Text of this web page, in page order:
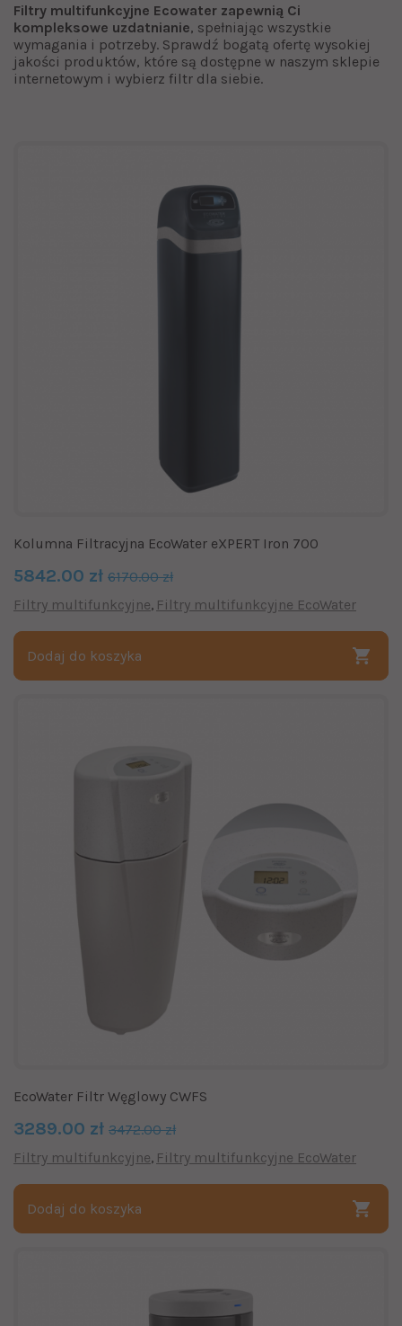
Filtry multifunkcyjne Ecowater zapewnią Ci
kompleksowe uzdatnianie, spełniając wszystkie
wymagania i potrzeby. Sprawdź bogatą ofertę wysokiej
jakości produktów, które są dostępne w naszym sklepie
internetowym i wybierz filtr dla siebie.
Kolumna Filtracyjna EcoWater eXPERT Iron 700
5842.00 zł 6170.00 zł
Filtry multifunkcyjne Filtry multifunkcyjne EcoWater
Dodaj do koszyka
EcoWater Filtr Węglowy CWFS
3289.00 zł 3472.00 zł
Filtry multifunkcyjne Filtry multifunkcyjne EcoWater
Dodaj do koszyka